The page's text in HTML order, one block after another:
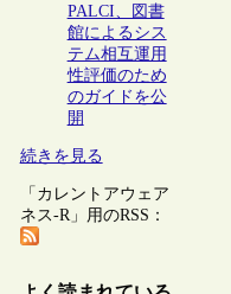
PALCI、図書
館によるシス
テム相互運用
性評価のため
のガイドを公
開
続きを見る
「カレントアウェア
ネス-R」用のRSS：